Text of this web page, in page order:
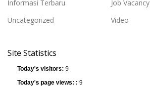
Informasi Terbaru
Job Vacancy
Uncategorized
Video
Site Statistics
Today's visitors: 9
Today's page views: : 9